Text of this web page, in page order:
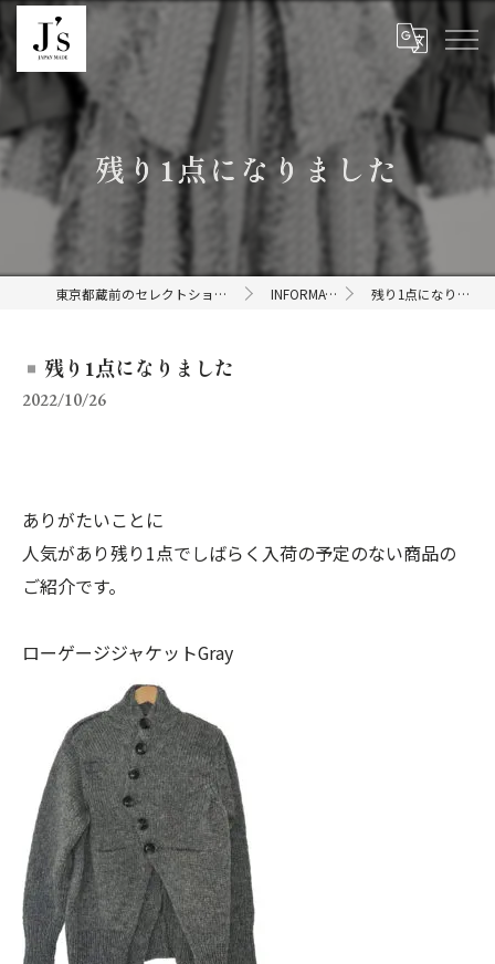
残り1点になりました
東京都蔵前のセレクトショップならJ's INFORMATION 残り1点になりました
残り1点になりました
2022/10/26
ありがたいことに
人気があり残り1点でしばらく入荷の予定のない商品の
ご紹介です。
ローゲージジャケットGray